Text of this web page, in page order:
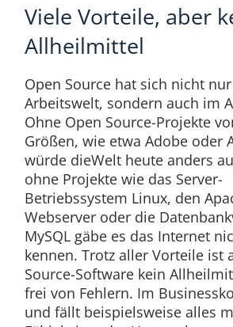
Viele Vorteile, aber
Allheilmittel
Open Source hat sich nicht
Arbeitswelt, sondern auch im
Ohne Open Source-Projekte
Größen, wie etwa Adobe oder
würde dieWelt heute anders
ohne Projekte wie das Server-
Betriebssystem Linux, den
Webserver oder die
MySQL gäbe es das Internet
kennen. Trotz aller Vorteile ist
Source-Software kein
frei von Fehlern. Im
und fällt beispielsweise alles